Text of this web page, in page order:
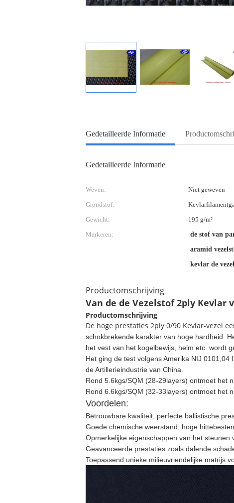
Gedetailleerde Informatie
Gedetailleerde Informatie
Weven: Niet geweven
Grondstof:
Gewicht:
195 g/m²
Markeren:
de stof van
aramid
kevlar de
Productomschrijving
Van de de Vezelstof 2ply Kevlar
Productomschrijving
De hoge prestaties 2ply 0/90 Kevlar-vezel
schokbrekende karakter van hoge hardheid.
het vest van het kogelbewijs, helm etc. wordt
Het ging de test volgens Amerika NIJ
de Artillerieindustrie van China.
Rond 5.6kgs/SQM (28-29layers) ontmoet het
Rond 6.6kgs/SQM (32-33layers) ontmoet het
Voordelen:
Betrouwbare kwaliteit, perfecte ballistische
Goede chemische weerstand, hoge
Opmerkelijke eigenschappen van het
Geavanceerde prestaties zoals dalende
Toepassend unieke milieuvriendelijke matrijs